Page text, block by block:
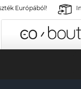
Európából!